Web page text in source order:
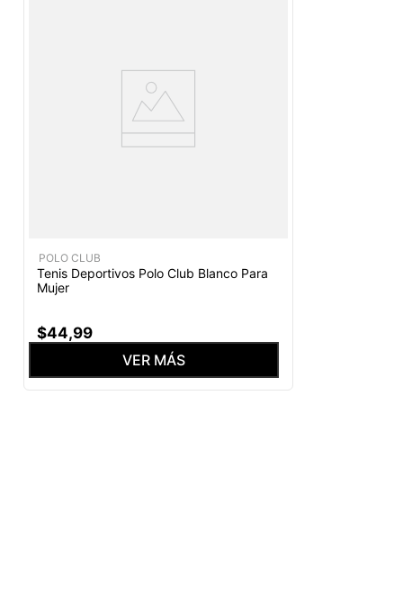
POLO CLUB
Tenis Deportivos Polo Club Blanco Para
Mujer
$44,99
VER MÁS